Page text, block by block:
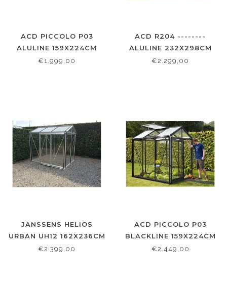
ACD PICCOLO P03
ALULINE 159X224CM
€1.999,00
ACD R204 --------
ALULINE 232X298CM
€2.299,00
JANSSENS HELIOS
URBAN UH12 162X236CM
€2.399,00
ACD PICCOLO P03
BLACKLINE 159X224CM
€2.449,00